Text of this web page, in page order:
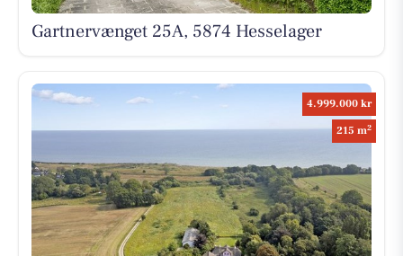
Gartnervænget 25A, 5874 Hesselager
4.999.000 kr
215 m2